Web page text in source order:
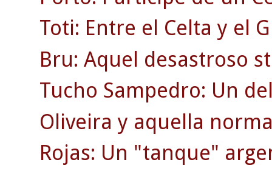
Toti: Entre el Celta y el
Bru: Aquel desastroso
Tucho Sampedro: Un
Oliveira y aquella
Rojas: Un "tanque"